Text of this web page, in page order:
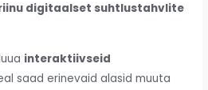
digitaalset suhtlustahvlite
interaktiivseid
saad erinevaid alasid muuta